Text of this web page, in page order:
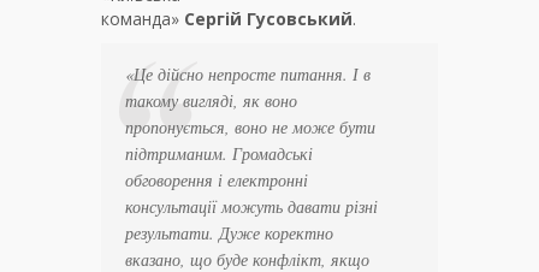
команда» Сергій Гусовський.
«Це дійсно непросте питання. І в
такому вигляді, як воно
пропонується, воно не може бути
підтриманим. Громадські
обговорення і електронні
консультації можуть давати різні
результати. Дуже коректно
вказано, що буде конфлікт, якщо